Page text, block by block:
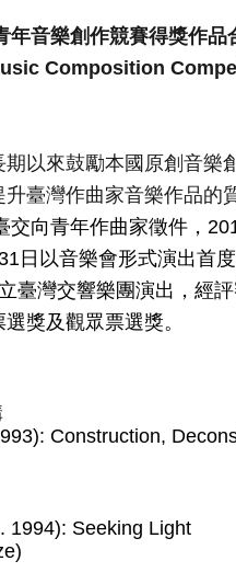
年音樂創作競賽得獎作品
Composition
期以來鼓勵本國原創音
臺灣作曲家音樂作品的
交向青年作曲家徵件，
日以音樂會形式演出首
臺灣交響樂團演出，經
獎及觀眾票選獎。
Construction,
1994): Seeking Light